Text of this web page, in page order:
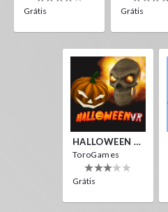
Grátis Grátis
HALLOWEEN VR
ToroGames
Grátis